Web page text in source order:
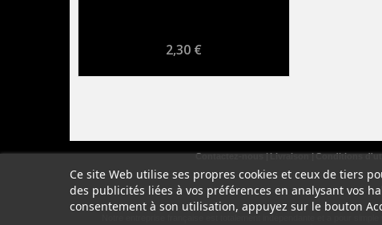
2,30 €
Contactez-nous Livraison Conditions
Ce site Web utilise ses propres cookies et ceux de tiers
des publicités liées à vos préférences en analysant vos
consentement à son utilisation, appuyez sur le bouton